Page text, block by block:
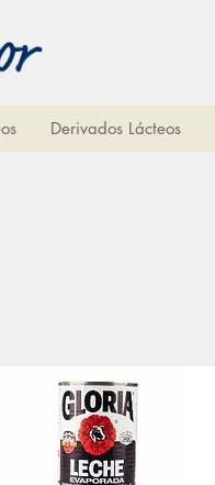
Derivados Lácteos